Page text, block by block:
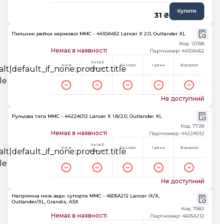
31 ₴ Купити
Пильник рейки кермової MMC - 4410A452 Lancer X 2.0, Outlander XL
Немає в наявності
Код: 12058
Партномер: 4410A452
Київ
Київ 3
години
Дніпро 1 день В дорозі
Не доступний
Рульова тяга MMC - 4422A012 Lancer X 1.8/2.0, Outlander XL
Немає в наявності
Код: 7728
Партномер: 4422A012
Київ
Київ 3
години
Дніпро 1 день В дорозі
Не доступний
Напрямна ниж.задн. супорта MMC - 4605A212 Lancer IX/X,
Outlander/XL, Grandis, ASX
Немає в наявності
Код: 7582
Партномер: 4605A212